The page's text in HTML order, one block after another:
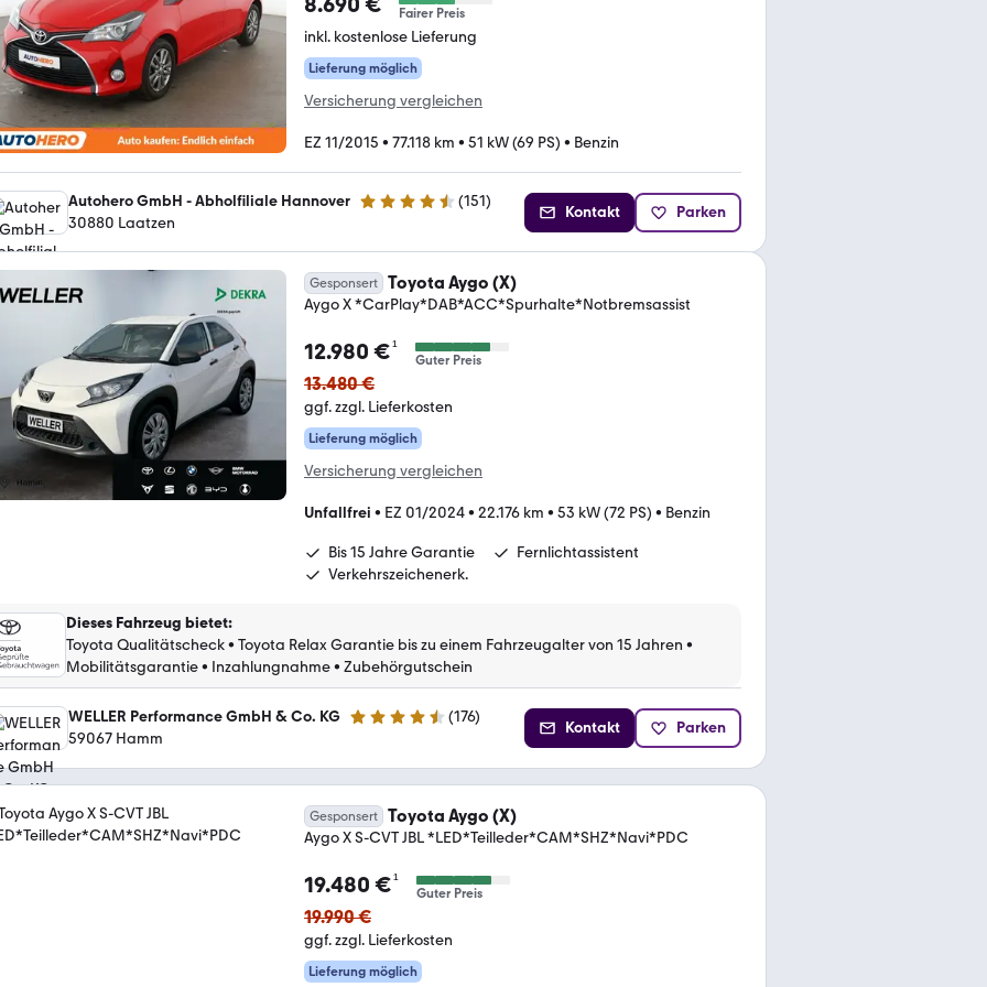
Fairer Preis
inkl. kostenlose Lieferung
Lieferung möglich
Versicherung vergleichen
EZ 11/2015 • 77.118 km • 51 kW (69 PS) • Benzin
Autohero GmbH - Abholfiliale Hannover 4.7 Sterne (151)
30880 Laatzen
Kontakt Parken
Gesponsert Toyota Aygo (X)
Aygo X *CarPlay*DAB*ACC*Spurhalte*Notbremsassist
12.980 €¹
Guter Preis
13.480 €
ggf. zzgl. Lieferkosten
Lieferung möglich
Versicherung vergleichen
Unfallfrei • EZ 01/2024• 22.176 km • 53 kW (72 PS) • Benzin
Bis 15 Jahre Garantie
Fernlichtassistent
Verkehrszeichenerk.
Dieses Fahrzeug bietet:
Toyota Qualitätscheck• Toyota Relax Garantie bis zu einem Fahrzeugalter von 15 Jahren •
Mobilitätsgarantie• Inzahlungnahme• Zubehörgutschein
WELLER Performance GmbH & Co. KG 4.6 Sterne (176)
59067 Hamm
Kontakt Parken
Gesponsert Toyota Aygo (X)
Aygo X S-CVT JBL *LED*Teilleder*CAM*SHZ*Navi*PDC
19.480 €¹
Guter Preis
19.990 €
ggf. zzgl. Lieferkosten
Lieferung möglich